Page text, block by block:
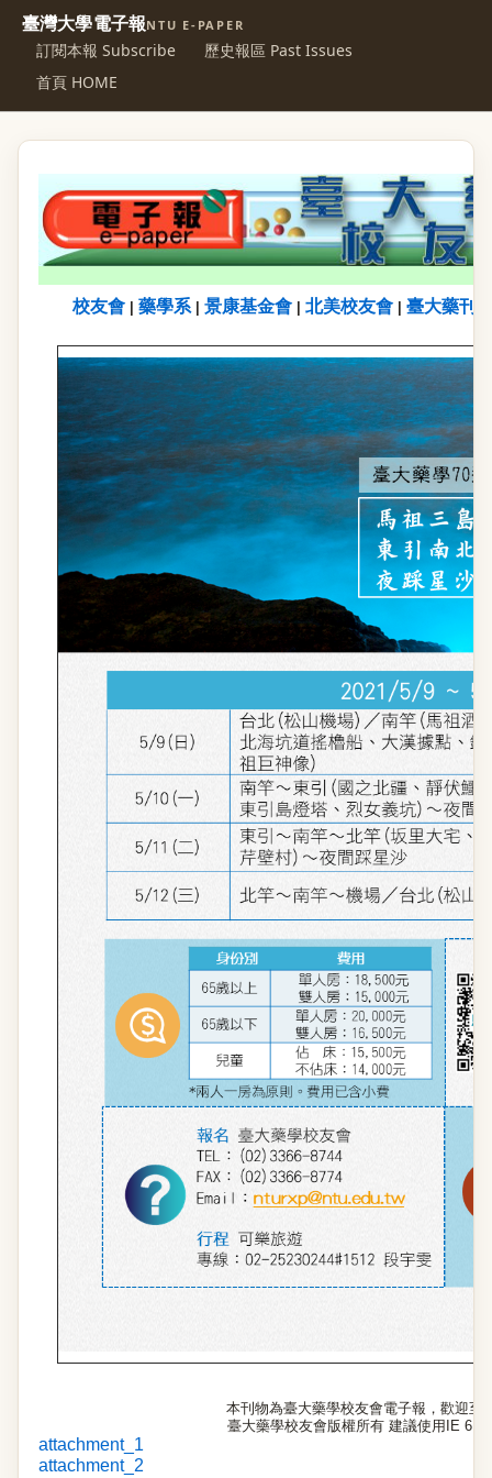
臺灣大學電子報NTU E-PAPER
訂閱本報 Subscribe
歷史報區 Past Issues
首頁 HOME
校友會 藥學系| 景康基金會 北美校友會 臺大藥刊
本刊物為臺大藥學校友會電子報，歡迎至
臺大藥學校友會版權所有 建議使用IE 6.0
attachment_1
attachment_2